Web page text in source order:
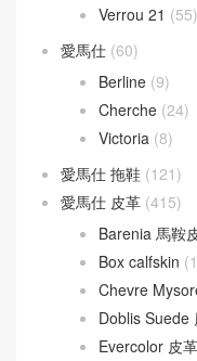
Verrou 21 (55)
愛馬仕 (60)
Berline (9)
Cherche (24)
Victoria (8)
愛馬仕 拖鞋 (121)
愛馬仕 皮革 (415)
Barenia 馬鞍
Box calfskin
Chevre
Doblis Suede
Evercolor 皮革